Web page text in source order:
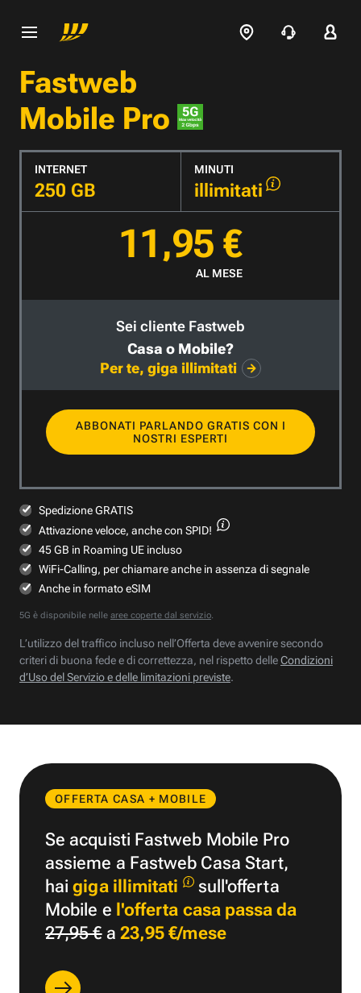
Fastweb
Mobile Pro
INTERNET
250 GB
MINUTI
illimitati
11,95 €
AL MESE
Sei cliente Fastweb
Casa o Mobile?
Per te, giga illimitati
ABBONATI PARLANDO GRATIS CON I
NOSTRI ESPERTI
Spedizione GRATIS
Attivazione veloce, anche con SPID!
45 GB in Roaming UE incluso
WiFi-Calling, per chiamare anche in assenza di segnale
Anche in formato eSIM
5G è disponibile nelle aree coperte dal servizio.
L’utilizzo del traffico incluso nell’Offerta deve avvenire secondo
criteri di buona fede e di correttezza, nel rispetto delleCondizioni
d’Uso del Servizio e delle limitazioni previste.
OFFERTA CASA + MOBILE
Se acquisti Fastweb Mobile Pro
assieme a Fastweb Casa Start,
haigiga illimitati
sull'offerta
Mobile e l'offerta casa passa da
27,95 €a 23,95 €/mese